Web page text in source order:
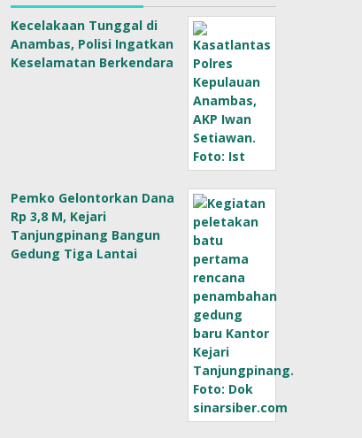
Kecelakaan Tunggal di
Anambas, Polisi Ingatkan
Keselamatan Berkendara
Pemko Gelontorkan Dana
Rp 3,8 M, Kejari
Tanjungpinang Bangun
Gedung Tiga Lantai